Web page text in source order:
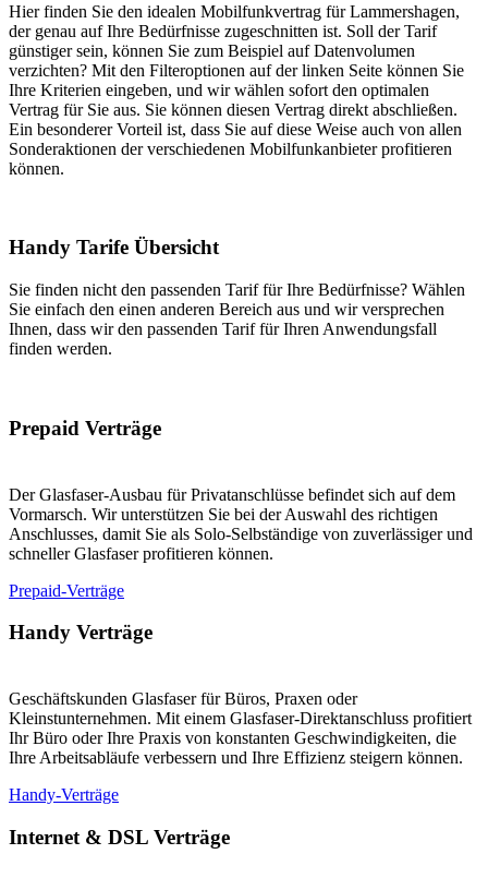
Hier finden Sie den idealen Mobilfunkvertrag für Lammershagen,
der genau auf Ihre Bedürfnisse zugeschnitten ist. Soll der Tarif
günstiger sein, können Sie zum Beispiel auf Datenvolumen
verzichten? Mit den Filteroptionen auf der linken Seite können Sie
Ihre Kriterien eingeben, und wir wählen sofort den optimalen
Vertrag für Sie aus. Sie können diesen Vertrag direkt abschließen.
Ein besonderer Vorteil ist, dass Sie auf diese Weise auch von allen
Sonderaktionen der verschiedenen Mobilfunkanbieter profitieren
können.
Handy Tarife Übersicht
Sie finden nicht den passenden Tarif für Ihre Bedürfnisse? Wählen
Sie einfach den einen anderen Bereich aus und wir versprechen
Ihnen, dass wir den passenden Tarif für Ihren Anwendungsfall
finden werden.
Prepaid Verträge
Der Glasfaser-Ausbau für Privatanschlüsse befindet sich auf dem
Vormarsch. Wir unterstützen Sie bei der Auswahl des richtigen
Anschlusses, damit Sie als Solo-Selbständige von zuverlässiger und
schneller Glasfaser profitieren können.
Prepaid-Verträge
Handy Verträge
Geschäftskunden Glasfaser für Büros, Praxen oder
Kleinstunternehmen. Mit einem Glasfaser-Direktanschluss profitiert
Ihr Büro oder Ihre Praxis von konstanten Geschwindigkeiten, die
Ihre Arbeitsabläufe verbessern und Ihre Effizienz steigern können.
Handy-Verträge
Internet & DSL Verträge